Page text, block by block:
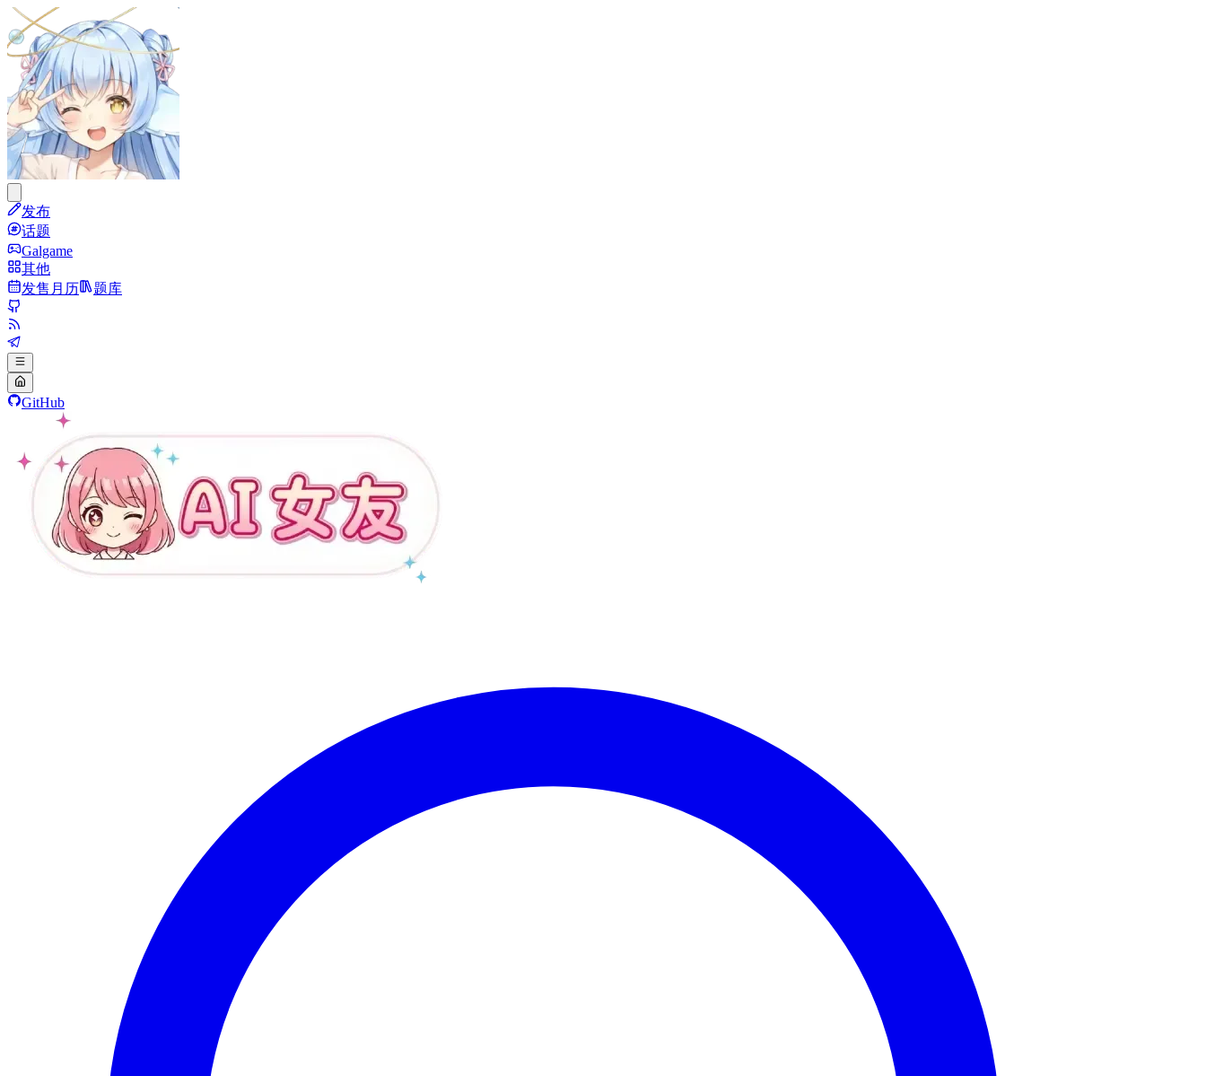
发布
话题
Galgame
其他
发售月历
题库
GitHub